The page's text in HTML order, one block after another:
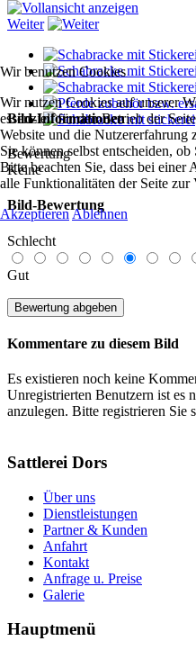
Weiter
Bild-Informationen
Bewertung
Keine
Bild-Bewertung
Schlecht
Gut
Kommentare zu diesem Bild
Es existieren noch keine
Unregistrierten Benutzern ist es
anzulegen. Bitte registrieren Sie
Sattlerei Dors
Über uns
Dienstleistungen
Partner & Kunden
Anfahrt
Kontakt
Anfrage u. Preise
Galerie
Hauptmenü
Wir benutzen Cookies
Wir nutzen Cookies auf unserer
essenziell für den Betrieb der
Website und die Nutzererfahrung
Sie können selbst entscheiden,
Bitte beachten Sie, dass bei
alle Funktionalitäten der Seite zur
AkzeptierenAblehnen